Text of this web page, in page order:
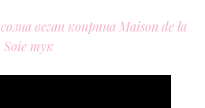
веган коприна Maison de la
Soie тук